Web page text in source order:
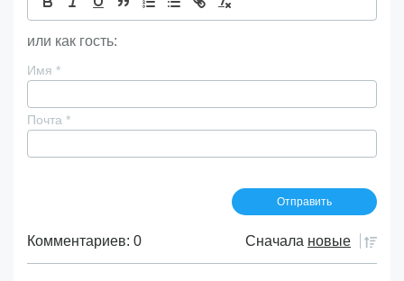
или как гость:
Имя *
Почта *
Комментариев: 0 Сначала новые